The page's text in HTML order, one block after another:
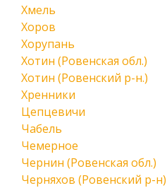
Хмель
Хоров
Хорупань
Хотин (Ровенская обл.)
Хотин (Ровенский р-н.)
Хренники
Цепцевичи
Чабель
Чемерное
Чернин (Ровенская обл.)
Черняхов (Ровенский р-н)